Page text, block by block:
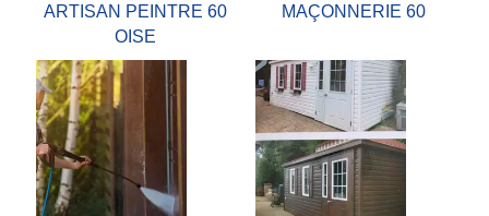
ARTISAN PEINTRE 60
OISE
MAÇONNERIE 60